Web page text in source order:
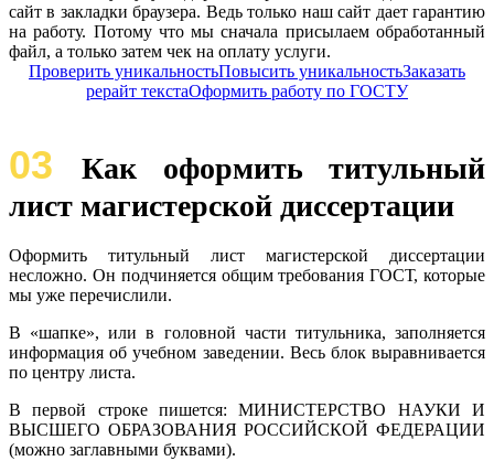
сайт в закладки браузера. Ведь только наш сайт дает гарантию
на работу. Потому что мы сначала присылаем обработанный
файл, а только затем чек на оплату услуги.
Проверить уникальностьПовысить уникальностьЗаказать
рерайт текстаОформить работу по ГОСТУ
03Как оформить титульный
лист магистерской диссертации
Оформить титульный лист магистерской диссертации
несложно. Он подчиняется общим требования ГОСТ, которые
мы уже перечислили.
В «шапке», или в головной части титульника, заполняется
информация об учебном заведении. Весь блок выравнивается
по центру листа.
В первой строке пишется: МИНИСТЕРСТВО НАУКИ И
ВЫСШЕГО ОБРАЗОВАНИЯ РОССИЙСКОЙ ФЕДЕРАЦИИ
(можно заглавными буквами).